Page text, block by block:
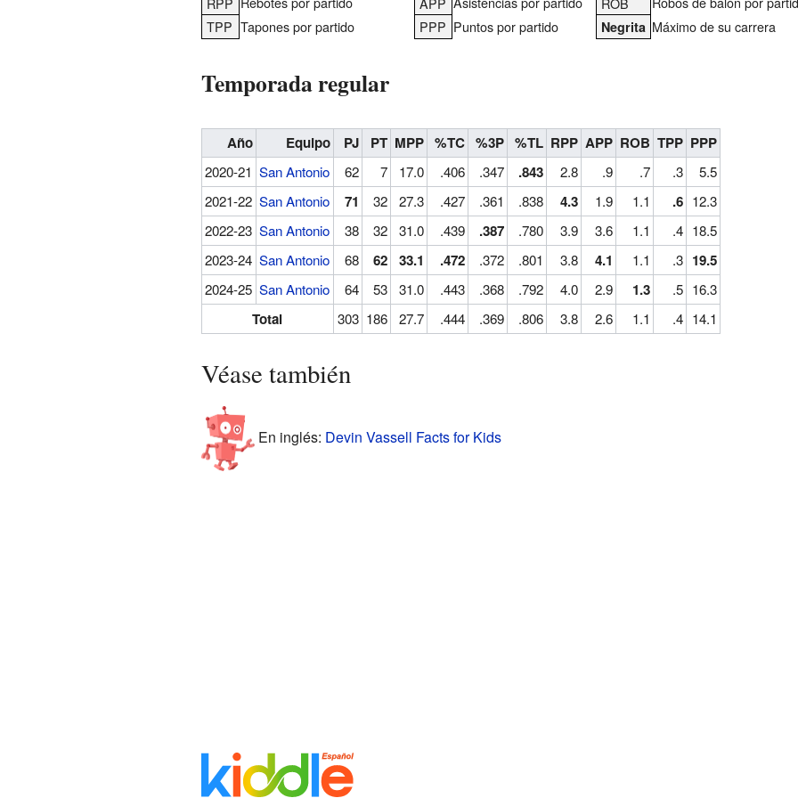
TPP Tapones por partido PPP Puntos por partido Negrita Máximo de su carrera
Temporada regular
Año Equipo PJ PT MPP %TC %3P %TL RPP APP ROB TPP PPP
2020-21 San Antonio 62 7 17.0 .406 .347 .843 2.8 .9 .7 .3
5.5
2021-22 San Antonio 71 32 27.3 .427 .361 .838 4.3 1.9 1.1 .6 12.3
2022-23 San Antonio 38 32 31.0 .439 .387 .780 3.9 3.6 1.1 .4 18.5
2023-24 San Antonio 68 62 33.1 .472 .372 .801 3.8 4.1 1.1 .3 19.5
2024-25 San Antonio 64 53 31.0 .443 .368 .792 4.0 2.9 1.3 .5 16.3
Total 303 186 27.7 .444 .369 .806 3.8 2.6 1.1 .4 14.1
Véase también
En inglés: Devin Vassell Facts for Kids